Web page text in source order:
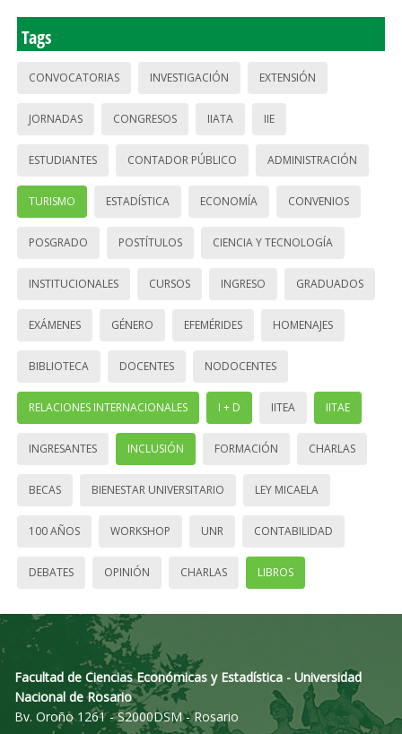
Tags
CONVOCATORIAS INVESTIGACIÓN EXTENSIÓN
JORNADAS CONGRESOS IIATA IIE
ESTUDIANTES CONTADOR PÚBLICO ADMINISTRACIÓN
TURISMO ESTADÍSTICA ECONOMÍA CONVENIOS
POSGRADO POSTÍTULOS CIENCIA Y TECNOLOGÍA
INSTITUCIONALES CURSOS INGRESO GRADUADOS
EXÁMENES GÉNERO EFEMÉRIDES HOMENAJES
BIBLIOTECA DOCENTES NODOCENTES
RELACIONES INTERNACIONALES I + D IITEA IITAE
INGRESANTES INCLUSIÓN FORMACIÓN CHARLAS
BECAS BIENESTAR UNIVERSITARIO LEY MICAELA
100 AÑOS WORKSHOP UNR CONTABILIDAD
DEBATES OPINIÓN CHARLAS LIBROS
Facultad de Ciencias Económicas y Estadística - Universidad
Nacional de Rosario
Bv. Oroño 1261 - S2000DSM - Rosario